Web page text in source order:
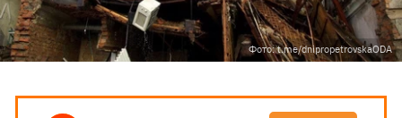
Фото: t.me/dnipropetrovskaODA